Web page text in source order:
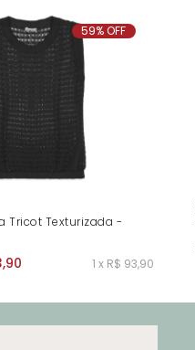
Tricot Texturizada -
1 x R$ 93,90
59% OFF